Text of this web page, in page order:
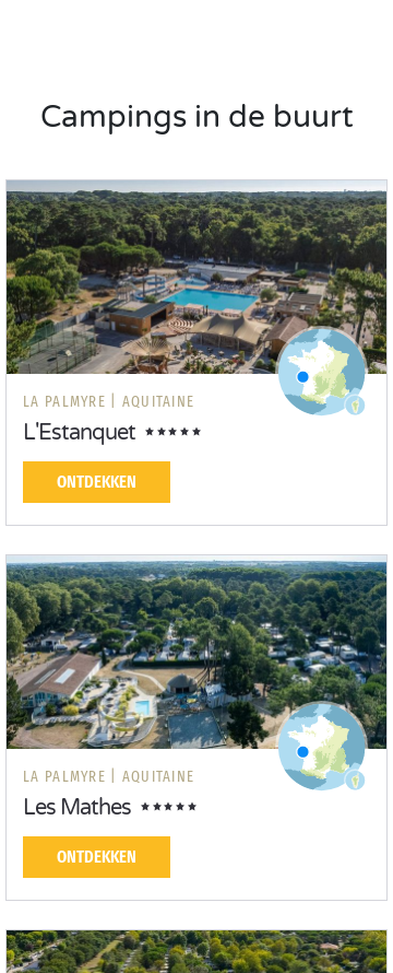
Campings in de buurt
LA PALMYRE | AQUITAINE
L'Estanquet
ONTDEKKEN
LA PALMYRE | AQUITAINE
Les Mathes
ONTDEKKEN